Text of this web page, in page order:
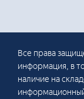
Все права
информация, в
наличие на